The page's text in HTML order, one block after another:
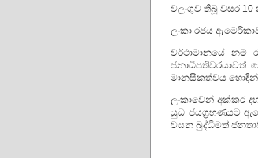
වලංගුව තිබූ වසර
ලංකා රජය
වර්ථාමානයේ නම්
ජනාධිපතිවරයාවත්
මානසිකත්වය හොඳින්
ලංකාවෙන් අක්කර
යුධ ජයග්‍රහණයට
වසන බුද්ධිමත්